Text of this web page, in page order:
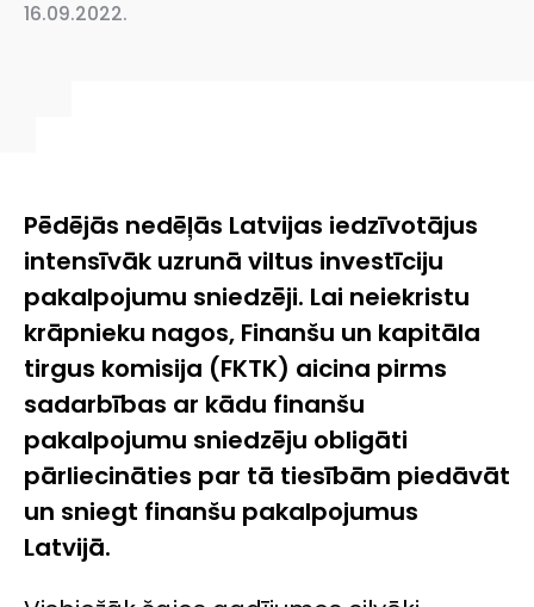
16.09.2022.
Pēdējās nedēļās Latvijas iedzīvotājus
intensīvāk uzrunā viltus investīciju
pakalpojumu sniedzēji. Lai neiekristu
krāpnieku nagos, Finanšu un kapitāla
tirgus komisija (FKTK) aicina pirms
sadarbības ar kādu finanšu
pakalpojumu sniedzēju obligāti
pārliecināties par tā tiesībām piedāvāt
un sniegt finanšu pakalpojumus
Latvijā.